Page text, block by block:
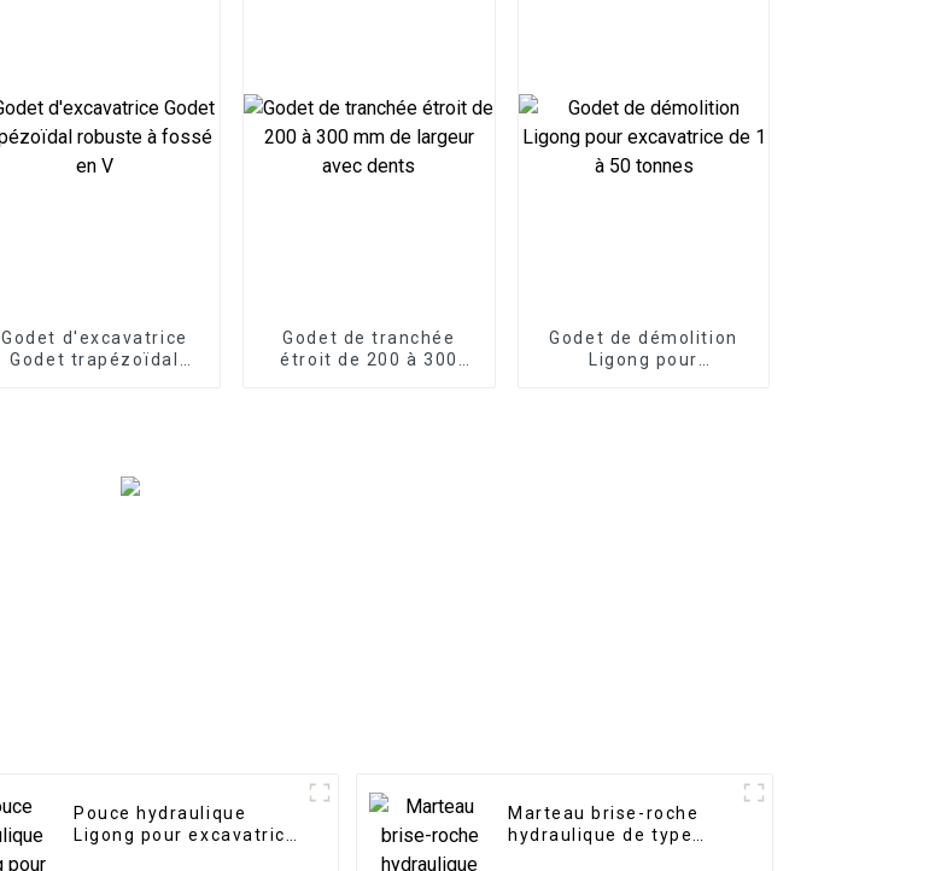
Godet d'excavatrice
Godet trapézoïdal
Godet de tranchée
étroit de 200 à 300
Godet de démolition
Ligong pour
Pouce hydraulique
Ligong pour excavatrice
Marteau brise-roche
hydraulique de type